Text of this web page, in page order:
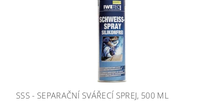
SSS - SEPARAČNÍ SVÁŘECÍ SPREJ, 500 ML